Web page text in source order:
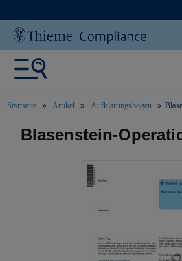
Startseite Artikel Aufklärungsbögen
text.skipToContent
text.skipToNavigation
Blasenstein-